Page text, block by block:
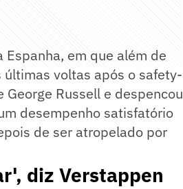
em que além de
voltas após o safety-
Russell e despencou
desempenho satisfatório
de ser atropelado por
diz Verstappen